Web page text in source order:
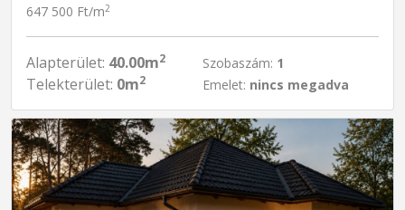
647 500 Ft/m2
Alapterület: 40.00m2
Telekterület: 0m2
Szobaszám: 1
Emelet: nincs megadva